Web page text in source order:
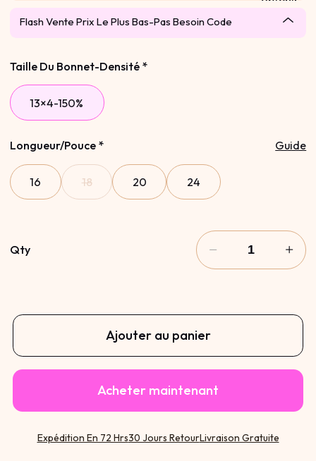
Gratuite
Flash Vente Prix Le Plus Bas-Pas Besoin Code
Taille Du Bonnet-Densité *
13×4-150%
Longueur/Pouce * Guide
16 18 20 24
Qty
Ajouter au panier
Acheter maintenant
Expédition En 72 Hrs30 Jours RetourLivraison Gratuite